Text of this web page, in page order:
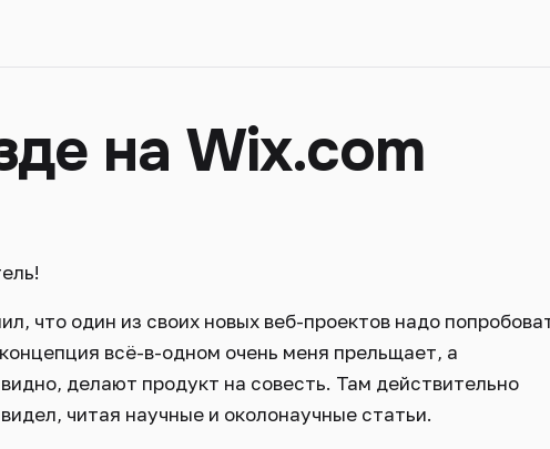
на Wix.com
что один из своих новых веб-проектов надо
всё-в-одном очень меня прельщает, а
делают продукт на совесть. Там действительно
читая научные и околонаучные статьи.